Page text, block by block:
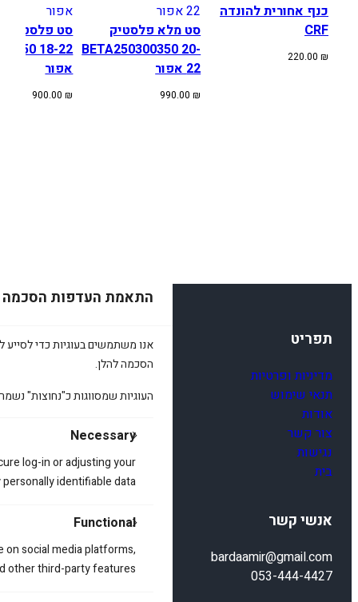
התאמת העדפות הסכמה
אנו משתמשים בעוגיות כדי לסייע
הסכמה להלן.
העוגיות שמסווגות כ"נחוצות"
Necessary
log-in or adjusting your
identifiable data.
Functional
social media platforms,
other third-party features.
כנף אחורית להונדה
CRF
220.00 ₪
סט מלא פלסטיק
BETA250300350 20-
22 אפור
990.00₪
350 18-22
אפור
900.00₪
תפריט
מדיניות ופרטיות
תנאי שימוש
אודות
צור קשר
נגישות
בית
אנשי קשר
bardaamir@gmail.com
053-444-4427